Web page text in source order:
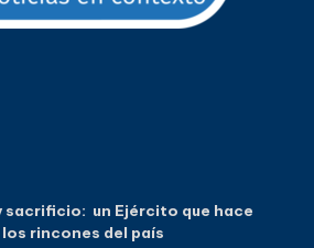
sacrificio: un Ejército que hace
rincones del país